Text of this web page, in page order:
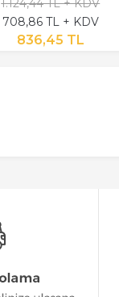
1.124,44 TL + KDV
708,86 TL + KDV
836,45 TL